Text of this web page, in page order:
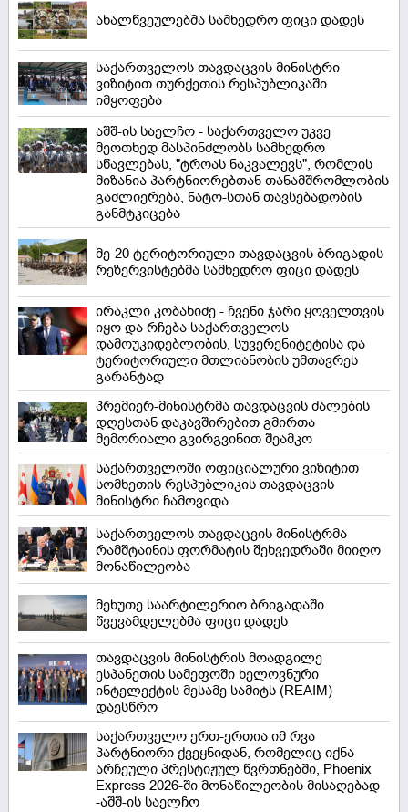
ახალწვეულებმა სამხედრო ფიცი დადეს
საქართველოს თავდაცვის მინისტრი
ვიზიტით თურქეთის რესპუბლიკაში
იმყოფება
აშშ-ის საელჩო - საქართველო უკვე
მეოთხედ მასპინძლობს სამხედრო
სწავლებას, "ტროას ნაკვალევს", რომლის
მიზანია პარტნიორებთან თანამშრომლობის
გაძლიერება, ნატო-სთან თავსებადობის
განმტკიცება
მე-20 ტერიტორიული თავდაცვის ბრიგადის
რეზერვისტებმა სამხედრო ფიცი დადეს
ირაკლი კობახიძე - ჩვენი ჯარი ყოველთვის
იყო და რჩება საქართველოს
დამოუკიდებლობის, სუვერენიტეტისა და
ტერიტორიული მთლიანობის უმთავრეს
გარანტად
პრემიერ-მინისტრმა თავდაცვის ძალების
დღესთან დაკავშირებით გმირთა
მემორიალი გვირგვინით შეამკო
საქართველოში ოფიციალური ვიზიტით
სომხეთის რესპუბლიკის თავდაცვის
მინისტრი ჩამოვიდა
საქართველოს თავდაცვის მინისტრმა
რამშტაინის ფორმატის შეხვედრაში მიიღო
მონაწილეობა
მეხუთე საარტილერიო ბრიგადაში
წვევამდელებმა ფიცი დადეს
თავდაცვის მინისტრის მოადგილე
ესპანეთის სამეფოში ხელოვნური
ინტელექტის მესამე სამიტს (REAIM)
დაესწრო
საქართველო ერთ-ერთია იმ რვა
პარტნიორი ქვეყნიდან, რომელიც იქნა
არჩეული პრესტიჟულ წვრთნებში, Phoenix
Express 2026-ში მონაწილეობის მისაღებად
-აშშ-ის საელჩო